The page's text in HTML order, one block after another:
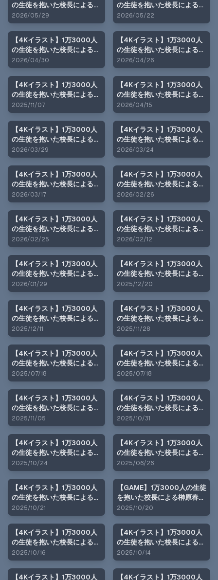
の生徒を抱いた校長による女
子生徒への性指導（身体測定
編）
2026/05/29
の生徒を抱いた校長による榊
原春香への性指導（身体測定
編）
2026/05/22
【4Kイラスト】1万3000人
の生徒を抱いた校長による篠
原結衣への性指導（入学式
編）
2026/04/30
【4Kイラスト】1万3000人
の生徒を抱いた校長による女
子生徒への性指導（入学式
編）
2026/04/26
【4Kイラスト】1万3000人
の生徒を抱いた校長による榊
原春香への性指導（ナイトプ
ール編）
2025/11/07
【4Kイラスト】1万3000人
の生徒を抱いた校長による榊
原春香への性指導（入学式
編）
2026/04/15
【4Kイラスト】1万3000人
の生徒を抱いた校長による篠
原結衣への性指導（ホワイト
デー編）
2026/03/29
【4Kイラスト】1万3000人
の生徒を抱いた校長による女
子生徒への性指導（ホワイト
デー編）
2026/03/24
【4Kイラスト】1万3000人
の生徒を抱いた校長による榊
原春香への性指導（ホワイト
デー編）
2026/03/17
【4Kイラスト】1万3000人
の生徒を抱いた校長による篠
原結衣への性指導（バレンタ
イン編）
2026/02/26
【4Kイラスト】1万3000人
の生徒を抱いた校長による女
子生徒への性指導（バレンタ
イン編）
2026/02/25
【4Kイラスト】1万3000人
の生徒を抱いた校長による榊
原春香への性指導（バレンタ
イン編）
2026/02/12
【4Kイラスト】1万3000人
の生徒を抱いた校長による篠
原結衣への性指導（巫女バイ
ト編）
2026/01/29
【4Kイラスト】1万3000人
の生徒を抱いた校長による榊
原春香への性指導（聖なる夜
編）
2025/12/20
【4Kイラスト】1万3000人
の生徒を抱いた校長による篠
原結衣への性指導（ナイトプ
ール編）
2025/12/11
【4Kイラスト】1万3000人
の生徒を抱いた校長による女
子生徒への性指導（ナイトプ
ール編）
2025/11/28
【4Kイラスト】1万3000人
の生徒を抱いた校長による白
石絵里への性指導（野外露出
編）
2025/07/18
【4Kイラスト】1万3000人
の生徒を抱いた校長による榊
原春香への性指導（ラブホテ
ル_青レースver.編）
2025/07/18
【4Kイラスト】1万3000人
の生徒を抱いた校長による篠
原結衣への性指導（ホテル
編）
2025/11/05
【4Kイラスト】1万3000人
の生徒を抱いた校長による白
石絵里への性指導（ハロウィ
ン編）
2025/10/31
【4Kイラスト】1万3000人
の生徒を抱いた校長による森
あかりへの性指導（ハロウィ
ン編）
2025/10/24
【4Kイラスト】1万3000人
の生徒を抱いた校長による森
あかりへの性指導（野外露出
編）
2025/06/26
【4Kイラスト】1万3000人
の生徒を抱いた校長による榊
原春香への性指導（ハロウィ
ン編）
2025/10/21
【GAME】1万3000人の生徒
を抱いた校長による榊原春香
への性指導（雨宿り編）
2025/10/20
【4Kイラスト】1万3000人
の生徒を抱いた校長による篠
原結衣への性指導（学校屋上
編）
2025/10/16
【4Kイラスト】1万3000人
の生徒を抱いた校長による白
石絵里への性指導（海の家
編）
2025/10/14
【4Kイラスト】1万3000人 【4Kイラスト】1万3000人